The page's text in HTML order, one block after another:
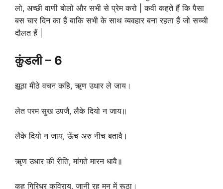
लो, अच्छी वाणी बोलो और सभी से प्रेम करो | कवी कहते हैं कि पैसा
बस चार दिन का हैं बाकि सभी के साथ व्यवहार बना रहता हैं जो सच्ची
दौलत हैं |
कुंडली – 6
झूठा मीठे वचन कहि, ॠण उधार ले जाय।
लेत परम सुख उपजै, लैके दियो न जाय॥
लैके दियो न जाय, ऊँच अरु नीच बतावै।
ॠण उधार की रीति, मांगते मारन धावै॥
कह गिरिधर कविराय, जानी रह मन में रूठा।